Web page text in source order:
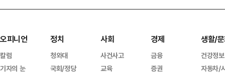
오피니언
칼럼
기자의 눈
정치
청와대
국회/정당
사회
사건사고
교육
경제
금융
증권
생활/
건강정보
자동차/